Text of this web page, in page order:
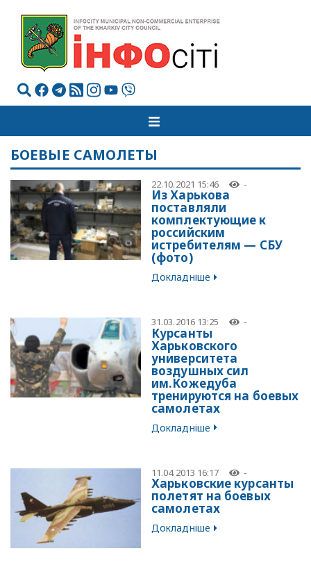
БОЕВЫЕ САМОЛЕТЫ
22.10.2021 15:46 -
Из Харькова
поставляли
комплектующие к
российским
истребителям — СБУ
(фото)
Докладніше
31.03.2016 13:25 -
Курсанты
Харьковского
университета
воздушных сил
им.Кожедуба
тренируются на боевых
самолетах
Докладніше
11.04.2013 16:17 -
Харьковские курсанты
полетят на боевых
самолетах
Докладніше